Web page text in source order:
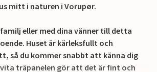
mitt i naturen i Vorupør.
eller med dina vänner till detta
Huset är kärleksfullt och
så du kommer snabbt att känna dig
vita träpanelen gör att det är fint och